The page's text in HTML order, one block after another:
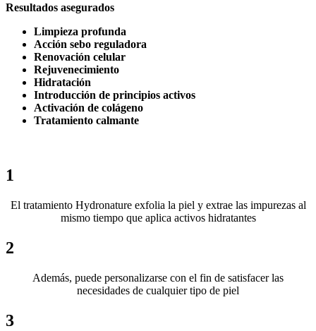
Resultados asegurados
Limpieza profunda
Acción sebo reguladora
Renovación celular
Rejuvenecimiento
Hidratación
Introducción de principios activos
Activación de colágeno
Tratamiento calmante
1
El tratamiento Hydronature exfolia la piel y extrae las impurezas al
mismo tiempo que aplica activos hidratantes
2
Además, puede personalizarse con el fin de satisfacer las
necesidades de cualquier tipo de piel
3